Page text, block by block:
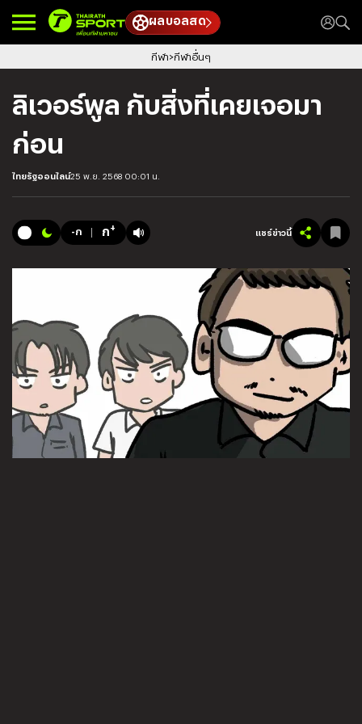
ผลบอลสด
กีฬา กีฬาอื่นๆ
ลิเวอร์พูล กับสิ่งที่เคยเจอมา
ก่อน
ไทยรัฐออนไลน์25 พ.ย. 2568 00:01 น.
-ก ก+ แชร์ข่าวนี้